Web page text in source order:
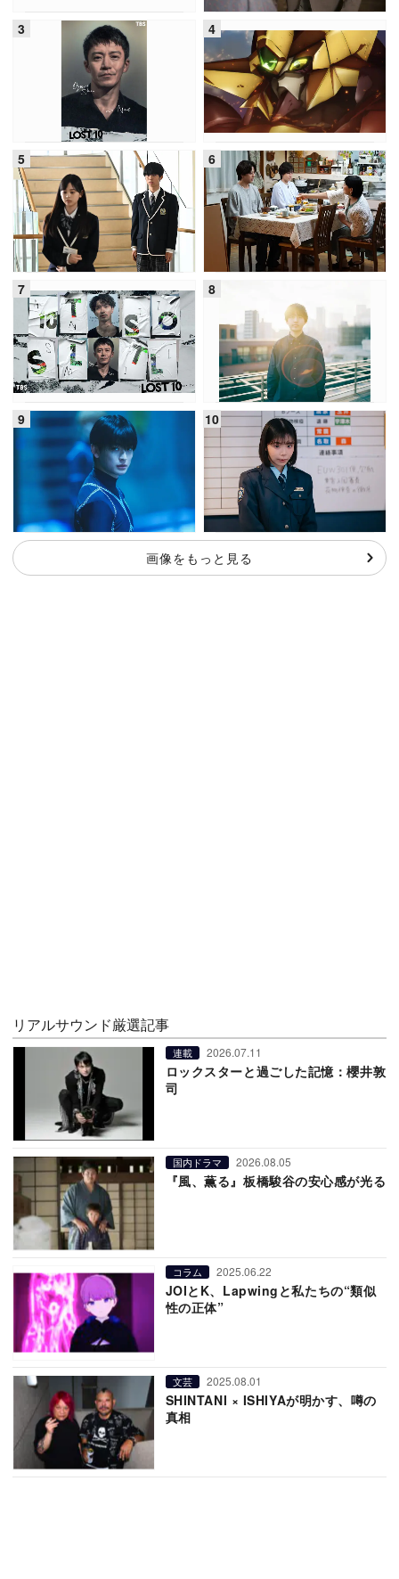
画像をもっと見る
リアルサウンド厳選記事
連載 2026.07.11
ロックスターと過ごした記憶：櫻井敦
司
国内ドラマ 2026.08.05
『風、薫る』板橋駿谷の安心感が光る
コラム 2025.06.22
JOIとK、Lapwingと私たちの“類似
性の正体”
文芸 2025.08.01
SHINTANI × ISHIYAが明かす、噂の
真相